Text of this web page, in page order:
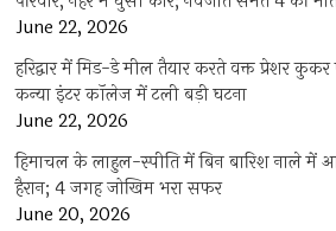
June 22, 2026
हरिद्वार में मिड-डे मील तैयार करते वक्त प्रेशर
कन्या इंटर कॉलेज में टली बड़ी घटना
June 22, 2026
हिमाचल के लाहुल-स्पीति में बिन बारिश नाले में
हैरान; 4 जगह जोखिम भरा सफर
June 20, 2026